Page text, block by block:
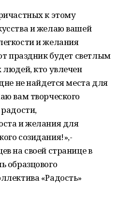
к этому
и желаю вашей
и желания
праздник будет светлым
кто увлечен
не найдется места для
вам творческого
и желания для
созидания!»,-
на своей странице в
образцового
«Радость»